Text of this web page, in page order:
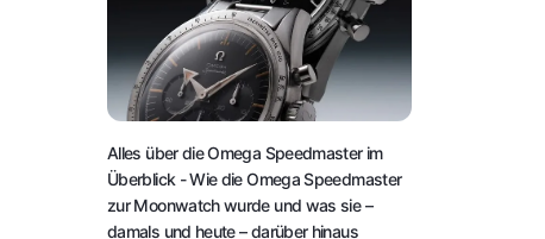
Alles über die Omega Speedmaster im
Überblick - Wie die Omega Speedmaster
zur Moonwatch wurde und was sie –
damals und heute – darüber hinaus